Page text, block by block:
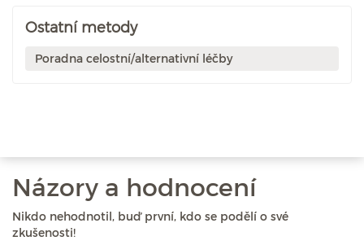
Ostatní metody
Poradna celostní/alternativní léčby
Názory a hodnocení
Nikdo nehodnotil, buď první, kdo se podělí o své
zkušenosti!